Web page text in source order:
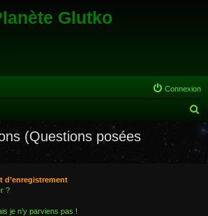
Glutko
Connexion
(Questions posées
d’enregistrement
?
je n’y parviens pas !